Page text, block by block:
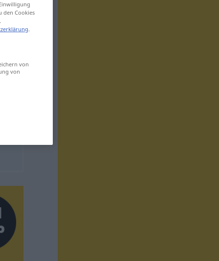
den Cookies
.
von
von